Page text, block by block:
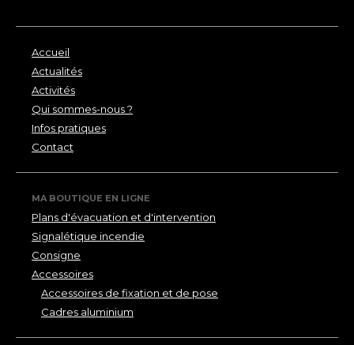
Accueil
Actualités
Activités
Qui sommes-nous ?
Infos pratiques
Contact
MA BOUTIQUE EN LIGNE
Plans d'évacuation et d'intervention
Signalétique incendie
Consigne
Accessoires
Accessoires de fixation et de pose
Cadres aluminium